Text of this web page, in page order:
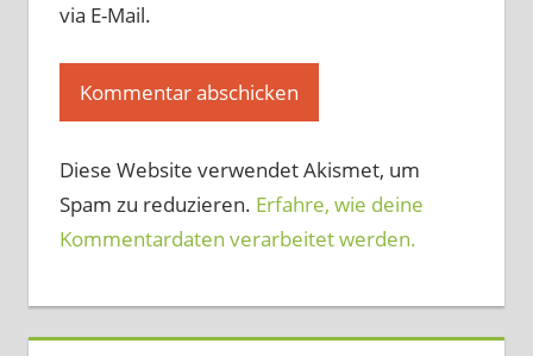
via E-Mail.
Diese Website verwendet Akismet, um
Spam zu reduzieren. Erfahre, wie deine
Kommentardaten verarbeitet werden.